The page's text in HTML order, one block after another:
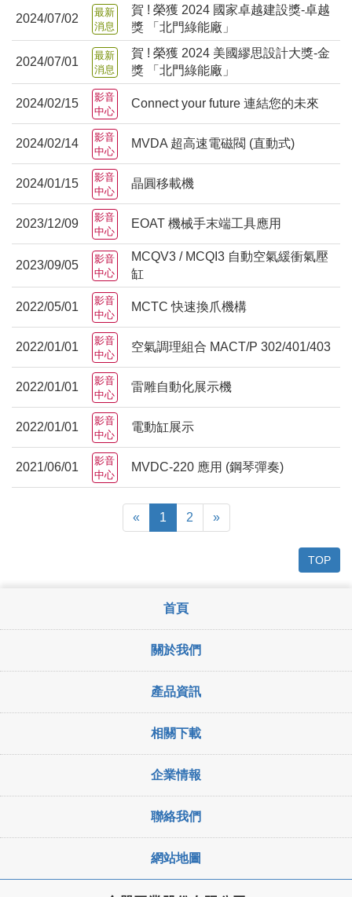
2024/07/02
最新
消息
賀 ! 榮獲 2024 國家卓越建設獎-卓越
獎 「北門綠能廠」
2024/07/01
最新
消息
賀 ! 榮獲 2024 美國繆思設計大獎-金
獎 「北門綠能廠」
2024/02/15
影音
中心
Connect your future 連結您的未來
2024/02/14
影音
中心
MVDA 超高速電磁閥 (直動式)
2024/01/15
影音
中心
晶圓移載機
2023/12/09
影音
中心
EOAT 機械手末端工具應用
2023/09/05
影音
中心
MCQV3 / MCQI3 自動空氣緩衝氣壓
缸
2022/05/01
影音
中心
MCTC 快速換爪機構
2022/01/01
影音
中心
空氣調理組合 MACT/P 302/401/403
2022/01/01
影音
中心
雷雕自動化展示機
2022/01/01
影音
中心
電動缸展示
2021/06/01
影音
中心
MVDC-220 應用 (鋼琴彈奏)
« 1 2 »
TOP
首頁
關於我們
產品資訊
相關下載
企業情報
聯絡我們
網站地圖